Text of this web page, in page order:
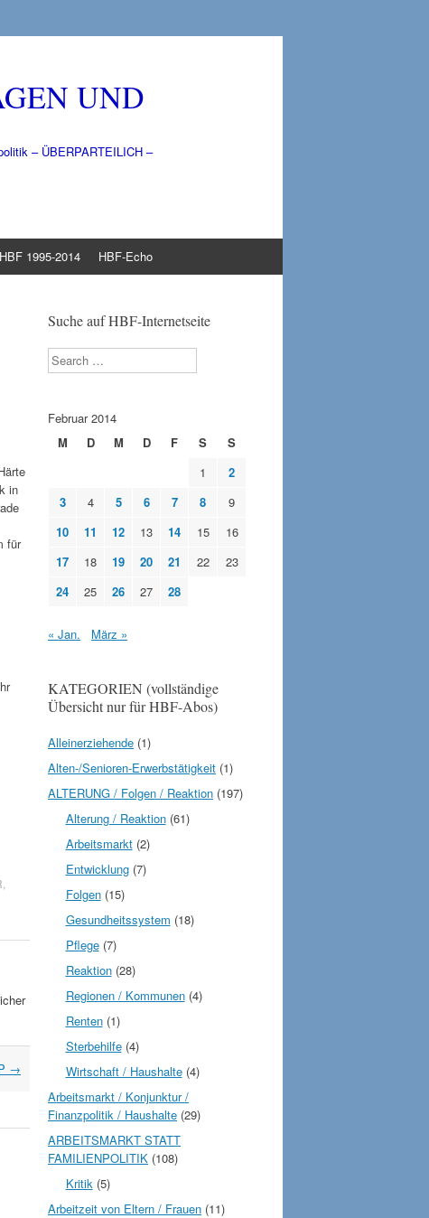
UND
– ÜBERPARTEILICH –
HBF 1995-2014 HBF-Echo
in
für
→
Suche auf HBF-Internetseite
Search
Februar 2014
M
D M D F S
S
1
2
3
4 5 6 7 8
9
10
11 12 13 14 15
16
17
18 19 20 21 22
23
24
25 26 27 28
« Jan. März »
KATEGORIEN (vollständige
Übersicht nur für HBF-Abos)
Alleinerziehende (1)
Alten-/Senioren-Erwerbstätigkeit (1)
ALTERUNG / Folgen / Reaktion (197)
Alterung / Reaktion(61)
Arbeitsmarkt(2)
Entwicklung(7)
Folgen(15)
Gesundheitssystem (18)
Pflege(7)
Reaktion(28)
Regionen / Kommunen(4)
Renten(1)
Sterbehilfe(4)
Wirtschaft / Haushalte(4)
Arbeitsmarkt / Konjunktur /
Finanzpolitik / Haushalte (29)
ARBEITSMARKT STATT
FAMILIENPOLITIK (108)
Kritik(5)
Arbeitzeit von Eltern / Frauen (11)